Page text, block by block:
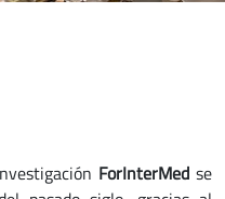
ForInterMedse